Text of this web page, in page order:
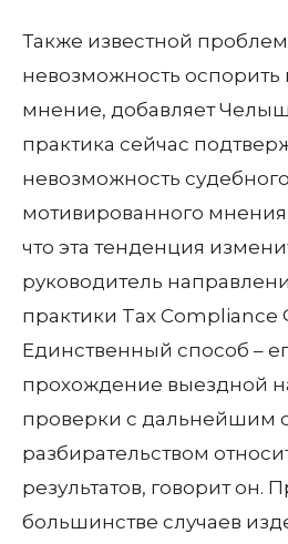
Также известной
невозможность
мнение, добавляет
практика сейчас
невозможность
мотивированного
что эта тенденция
руководитель
практики Tax
Единственный способ –
прохождение выездной
проверки с дальнейшим
разбирательством
результатов, говорит он.
большинстве случаев